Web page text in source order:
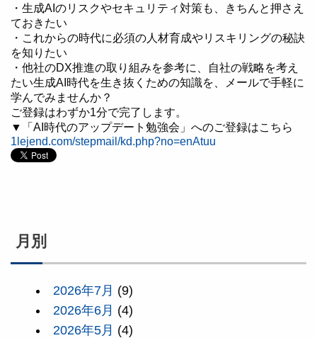
・生成AIのリスクやセキュリティ対策も、きちんと押さえ
ておきたい
・これからの時代に必須の人材育成やリスキリングの秘訣
を知りたい
・他社のDX推進の取り組みを参考に、自社の戦略を考え
たい生成AI時代を生き抜くための知識を、メールで手軽に
学んでみませんか？
ご登録はわずか1分で完了します。
▼「AI時代のアップデート勉強会」へのご登録はこちら
1lejend.com/stepmail/kd.php?no=enAtuu
月別
2026年7月 (9)
2026年6月 (4)
2026年5月 (4)